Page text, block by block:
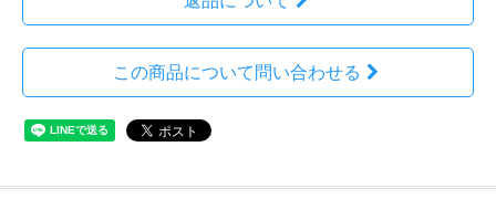
この商品について問い合わせる